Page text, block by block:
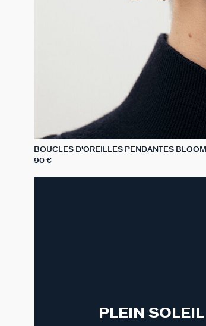
BOUCLES D'OREILLES PENDANTES BLOOM
90 €
PLEIN SOLEIL